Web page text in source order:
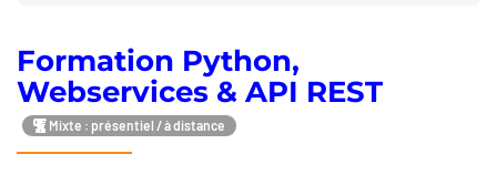
Formation Python,
Webservices & API REST
Mixte : présentiel / à distance